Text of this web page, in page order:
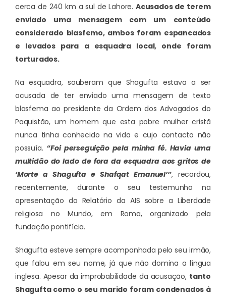
cerca de 240 km a sul de Lahore. Acusados de terem
enviado uma mensagem com um conteúdo
considerado blasfemo, ambos foram espancados
e levados para a esquadra local, onde foram
torturados.
Na esquadra, souberam que Shagufta estava a ser
acusada de ter enviado uma mensagem de texto
blasfema ao presidente da Ordem dos Advogados do
Paquistão, um homem que esta pobre mulher cristã
nunca tinha conhecido na vida e cujo contacto não
possuía. “Foi perseguição pela minha fé. Havia uma
multidão do lado de fora da esquadra aos gritos de
‘Morte a Shagufta e Shafqat Emanuel’”, recordou,
recentemente, durante o seu testemunho na
apresentação do Relatório da AIS sobre a Liberdade
religiosa no Mundo, em Roma, organizado pela
fundação pontifícia.
Shagufta esteve sempre acompanhada pelo seu irmão,
que falou em seu nome, já que não domina a língua
inglesa. Apesar da improbabilidade da acusação, tanto
Shagufta como o seu marido foram condenados à